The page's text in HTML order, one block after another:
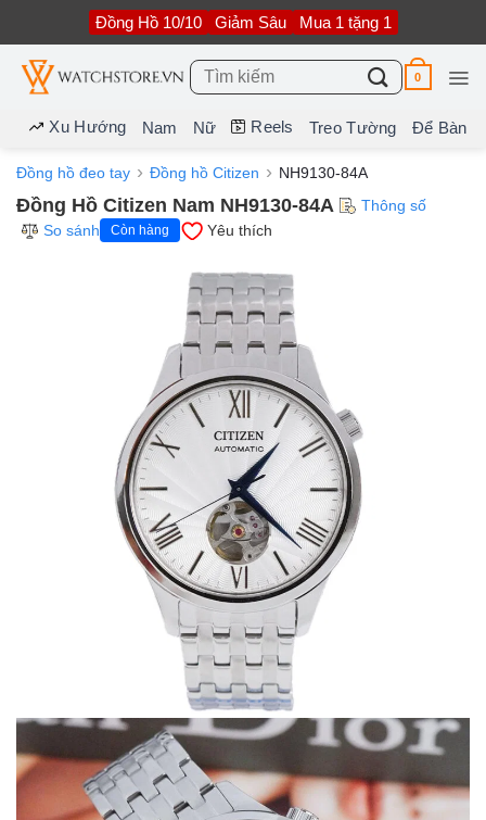
nội
dung
Đồng Hồ 10/10 Giảm Sâu Mua 1 tặng 1
Tìm
kiếm:
0
Xu Hướng Nam Nữ Reels Treo Tường Để Bàn
Đồng hồ đeo tay Đồng hồ Citizen NH9130-84A
Đồng Hồ Citizen Nam NH9130-84A
Thông số
So sánh
Còn hàng Yêu thích